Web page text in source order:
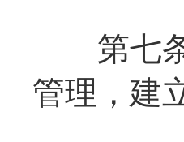
第七
管理，建